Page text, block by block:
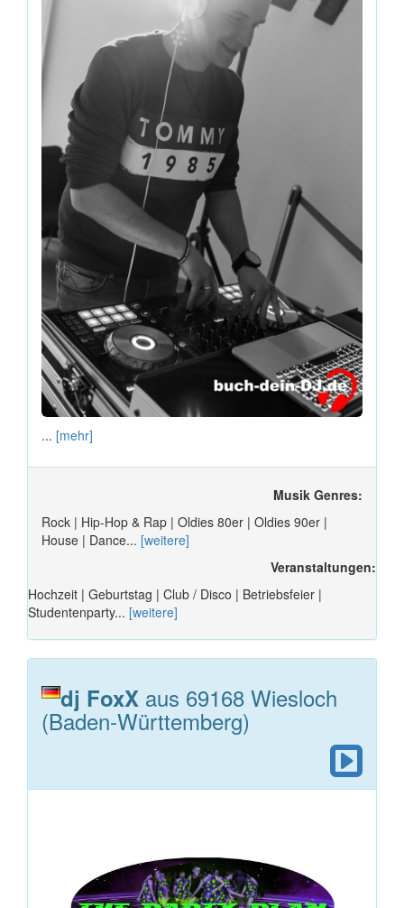
... [mehr]
Musik Genres:
Rock | Hip-Hop & Rap | Oldies 80er | Oldies 90er |
House | Dance... [weitere]
Veranstaltungen:
Hochzeit | Geburtstag | Club / Disco | Betriebsfeier |
Studentenparty... [weitere]
dj FoxX aus 69168 Wiesloch
(Baden-Württemberg)